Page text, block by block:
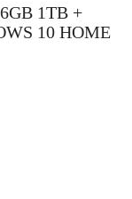
1TB +
10 HOME